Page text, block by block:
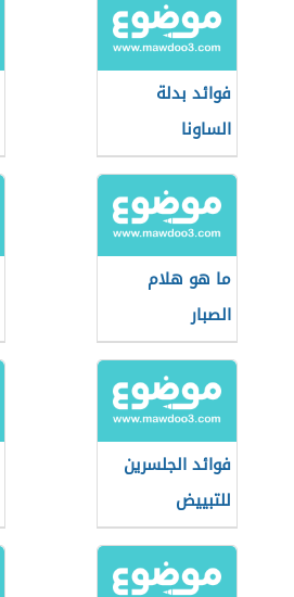
فوائد بدلة
الساونا
ما هو هلام
الصبار
فوائد الجلسرين
للتبييض